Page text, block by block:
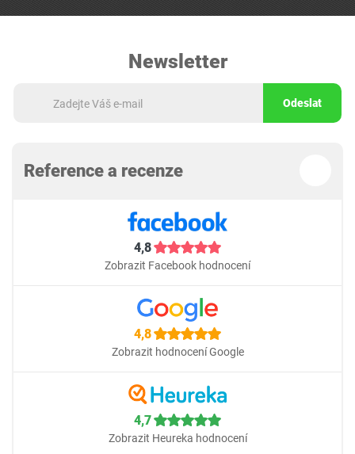
Newsletter
Odeslat
Reference a recenze
4,8
Zobrazit Facebook hodnocení
4,8
Zobrazit hodnocení Google
4,7
Zobrazit Heureka hodnocení